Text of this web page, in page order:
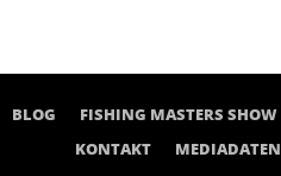
BLOG FISHING MASTERS SHOW
KONTAKT
MEDIADATEN